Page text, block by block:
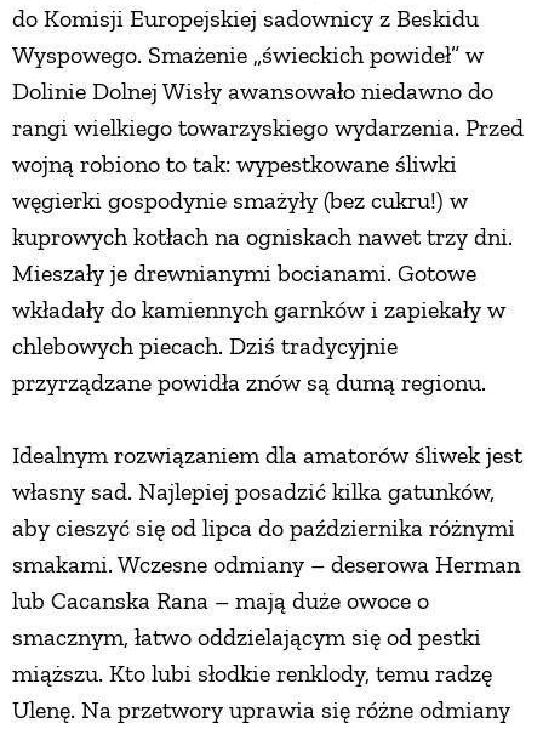
do Komisji Europejskiej sadownicy z Beskidu
Wyspowego. Smażenie „świeckich powideł” w
Dolinie Dolnej Wisły awansowało niedawno do
rangi wielkiego towarzyskiego wydarzenia. Przed
wojną robiono to tak: wypestkowane śliwki
węgierki gospodynie smażyły (bez cukru!) w
kuprowych kotłach na ogniskach nawet trzy dni.
Mieszały je drewnianymi bocianami. Gotowe
wkładały do kamiennych garnków i zapiekały w
chlebowych piecach. Dziś tradycyjnie
przyrządzane powidła znów są dumą regionu.
Idealnym rozwiązaniem dla amatorów śliwek jest
własny sad. Najlepiej posadzić kilka gatunków,
aby cieszyć się od lipca do października różnymi
smakami. Wczesne odmiany – deserowa Herman
lub Cacanska Rana – mają duże owoce o
smacznym, łatwo oddzielającym się od pestki
miąższu. Kto lubi słodkie renklody, temu radzę
Ulenę. Na przetwory uprawia się różne odmiany